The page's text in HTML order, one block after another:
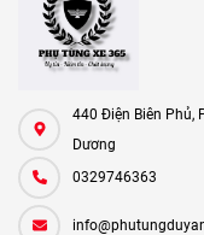
440 Điện Biên Phủ,
Dương
0329746363